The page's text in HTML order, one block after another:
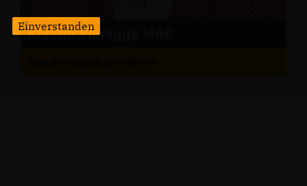
Kerstin Vieregge MdB
Einverstanden